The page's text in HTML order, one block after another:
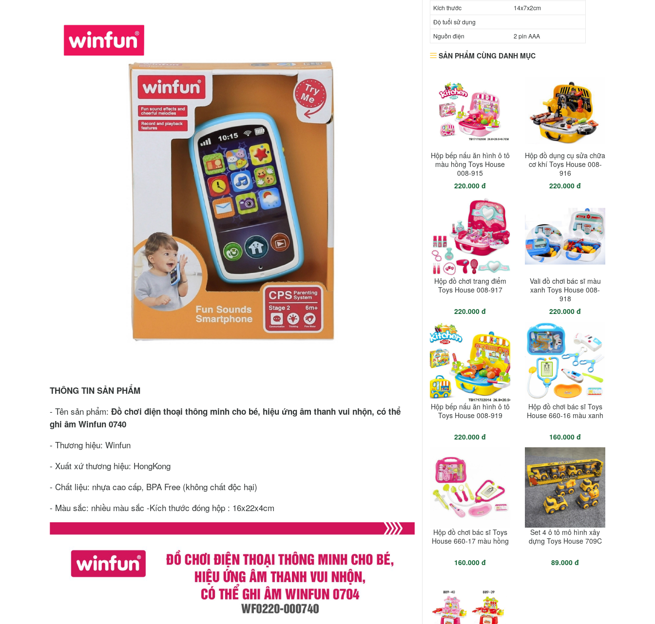
THÔNG TIN SẢN PHẨM
- Tên sản phẩm: Đồ chơi điện thoại thông minh cho bé, hiệu ứng âm thanh vui nhộn, có thể
ghi âm Winfun 0740
- Thương hiệu: Winfun
- Xuất xứ thương hiệu: HongKong
- Chất liệu: nhựa cao cấp, BPA Free (không chất độc hại)
- Màu sắc: nhiều màu sắc -Kích thước đóng hộp : 16x22x4cm
Kích thước
14x7x2cm
Độ tuổi sử dụng
Nguồn điện
2 pin AAA
SẢN PHẨM CÙNG DANH MỤC
Hộp bếp nấu ăn hình ô tô
màu hồng Toys House
008-915
220.000 đ
Hộp đồ dụng cụ sửa chữa
cơ khí Toys House 008-
916
220.000 đ
Hộp đồ chơi trang điểm
Toys House 008-917
220.000 đ
Vali đồ chơi bác sĩ màu
xanh Toys House 008-
918
220.000 đ
Hộp bếp nấu ăn hình ô tô
Toys House 008-919
220.000 đ
Hộp đồ chơi bác sĩ Toys
House 660-16 màu xanh
160.000 đ
Hộp đồ chơi bác sĩ Toys
House 660-17 màu hồng
160.000 đ
Set 4 ô tô mô hình xây
dựng Toys House 709C
89.000 đ